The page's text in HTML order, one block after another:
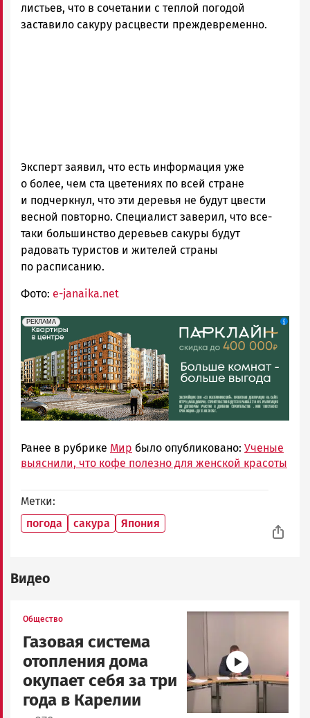
листьев, что в сочетании с теплой погодой
заставило сакуру расцвести преждевременно.
Эксперт заявил, что есть информация уже
о более, чем ста цветениях по всей стране
и подчеркнул, что эти деревья не будут цвести
весной повторно. Специалист заверил, что все-
таки большинство деревьев сакуры будут
радовать туристов и жителей страны
по расписанию.
Фото: e-janaika.net
erid: 2SDnjdeSPnB
РЕКЛАМА
Реклама
Ранее в рубрике Мир было опубликовано: Ученые
выяснили, что кофе полезно для женской красоты
Метки
погода
сакура Япония
Видео
Общество
Газовая система
отопления дома
окупает себя за три
года в Карелии